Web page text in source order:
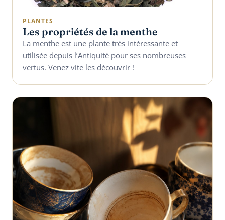
PLANTES
Les propriétés de la menthe
La menthe est une plante très intéressante et
utilisée depuis l’Antiquité pour ses nombreuses
vertus. Venez vite les découvrir !